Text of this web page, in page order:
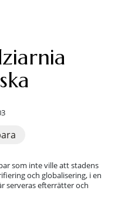
som inte ville att stadens
och globalisering, i en
serveras efterrätter och